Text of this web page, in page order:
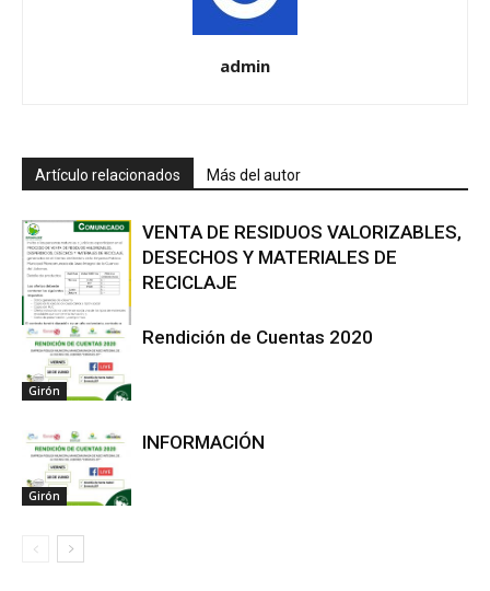
admin
Artículo relacionados Más del autor
Girón
VENTA DE RESIDUOS VALORIZABLES,
DESECHOS Y MATERIALES DE
RECICLAJE
Girón
Rendición de Cuentas 2020
Girón
INFORMACIÓN